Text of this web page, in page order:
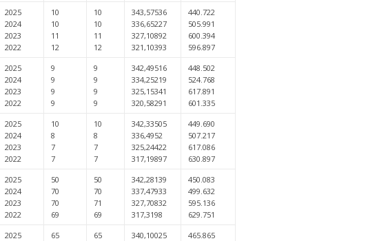
2025
2024
2023
2022
10
10
11
12
10
10
11
12
343,57536
336,65227
327,10892
321,10393
440.722
505.991
600.394
596.897
2025
2024
2023
2022
9
9
9
9
9
9
9
9
342,49516
334,25219
325,15341
320,58291
448.502
524.768
617.891
601.335
2025
2024
2023
2022
10
8
7
7
10
8
7
7
342,33505
336,4952
325,24422
317,19897
449.690
507.217
617.086
630.897
2025
2024
2023
2022
50
70
70
69
50
70
71
69
342,28139
337,47933
327,70832
317,3198
450.083
499.632
595.136
629.751
2025
65
65
340,10025
465.865